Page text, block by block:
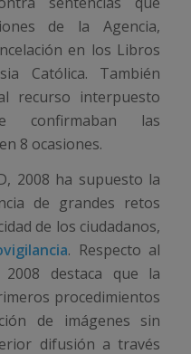
de la Agencia,
en los Libros
Católica. También
recurso interpuesto
confirmaban las
8 ocasiones.
2008 ha supuesto la
de grandes retos
de los ciudadanos,
. Respecto al
destaca que la
procedimientos
de imágenes sin
difusión a través